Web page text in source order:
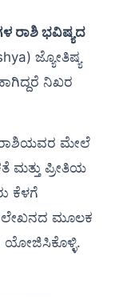
ರಾಶಿ ಭವಿಷ್ಯದ
ಜ್ಯೋತಿಷ್ಯ
ನಿಖರ
ರಾಶಿಯವರ ಮೇಲೆ
ಮತ್ತು ಪ್ರೀತಿಯ
ಕೆಳಗೆ
ಲೇಖನದ ಮೂಲಕ
ಯೋಜಿಸಿಕೊಳ್ಳಿ.